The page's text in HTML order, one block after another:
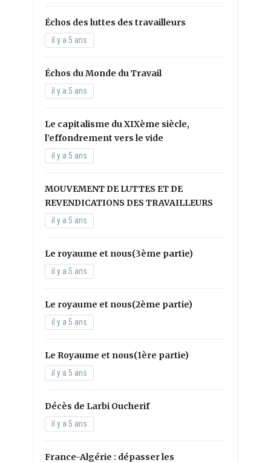
Échos des luttes des travailleurs
il y a 5 ans
Échos du Monde du Travail
il y a 5 ans
Le capitalisme du XIXème siècle,
l’effondrement vers le vide
il y a 5 ans
MOUVEMENT DE LUTTES ET DE
REVENDICATIONS DES TRAVAILLEURS
il y a 5 ans
Le royaume et nous(3ème partie)
il y a 5 ans
Le royaume et nous(2ème partie)
il y a 5 ans
Le Royaume et nous(1ère partie)
il y a 5 ans
Décès de Larbi Oucherif
il y a 5 ans
France-Algérie : dépasser les